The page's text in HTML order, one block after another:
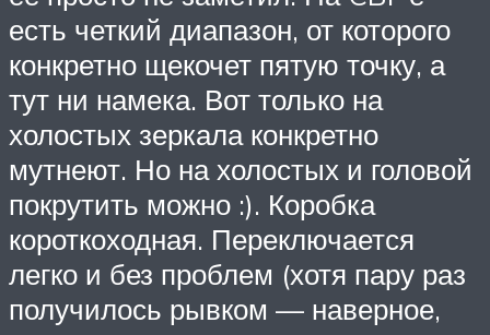
есть четкий диапазон, от которого
конкретно щекочет пятую точку, а
тут ни намека. Вот только на
холостых зеркала конкретно
мутнеют. Но на холостых и головой
покрутить можно :). Коробка
короткоходная. Переключается
легко и без проблем (хотя пару раз
получилось рывком — наверное,